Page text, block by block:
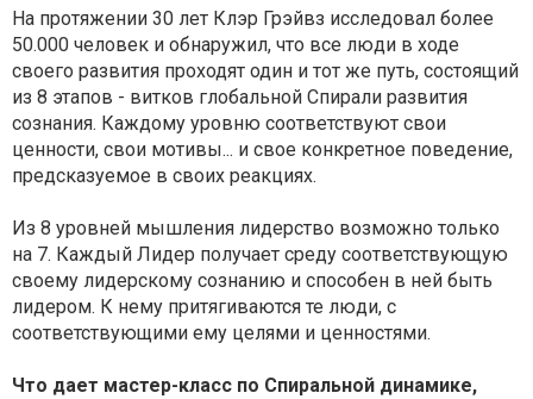
На протяжении 30 лет Клэр Грэйвз исследовал более
50.000 человек и обнаружил, что все люди в ходе
своего развития проходят один и тот же путь, состоящий
из 8 этапов - витков глобальной Спирали развития
сознания. Каждому уровню соответствуют свои
ценности, свои мотивы... и свое конкретное поведение,
предсказуемое в своих реакциях.
Из 8 уровней мышления лидерство возможно только
на 7. Каждый Лидер получает среду соответствующую
своему лидерскому сознанию и способен в ней быть
лидером. К нему притягиваются те люди, с
соответствующими ему целями и ценностями.
Что дает мастер-класс по Спиральной динамике,